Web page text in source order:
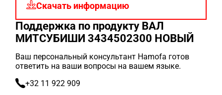
Скачать информацию
Поддержка по продукту ВАЛ
МИТСУБИШИ 3434502300 НОВЫЙ
Ваш персональный консультант Hamofa готов
ответить на ваши вопросы на вашем языке.
+32 11 922 909